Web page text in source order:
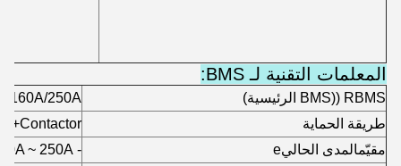
المعلمات التقنية لـ BMS:
RBMS ((BMS الرئيسية)
160A/250A
طريقة الحماية
مقيّمالمدى الحاليe
- 250A ~ 250A